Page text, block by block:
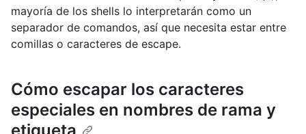
mayoría de los shells lo interpretarán como un
separador de comandos, así que necesita estar entre
comillas o caracteres de escape.
Cómo escapar los caracteres
especiales en nombres de rama y